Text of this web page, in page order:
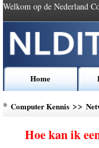
Welkom op de Nederland
Home
* Computer Kennis >>
Hoe kan ik